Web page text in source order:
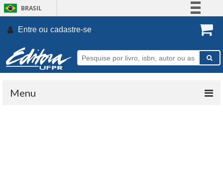
BRASIL
Participe
Entre ou cadastre-se.
Menu